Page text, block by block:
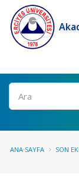
Ara
ANA SAYFA SON